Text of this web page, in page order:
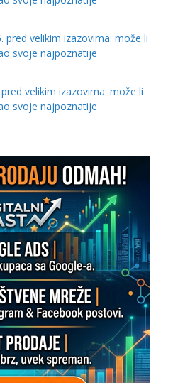
pred velikim izazovima: može li
svoje najpoznatije
velikim izazovima: može li
svoje najpoznatije